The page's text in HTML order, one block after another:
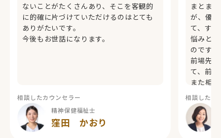
ないことがたくさんあり、そこを客観的
に的確に片づけていただけるのはとても
ありがたいです。
今後もお世話になります。
相談したカウンセラー
精神保健福祉士
窪田 かおり
まとま
が、優
て、す
悩みと
のです
前場先
て、前
また相
が、そ
相談したカ